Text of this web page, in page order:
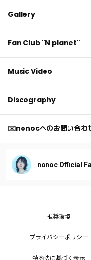
Gallery
Fan Club "N planet"
Music Video
Discography
✉️nonocへのお問い合わ
nonoc Official
推奨環境
プライバシーポリシー
特商法に基づく表示